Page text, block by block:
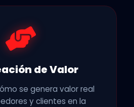
de Valor
se genera valor real
y clientes en la